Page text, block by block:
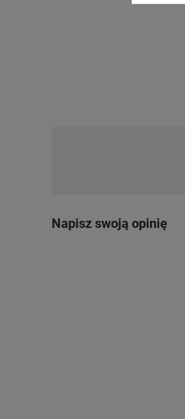
Napisz swoją opinię